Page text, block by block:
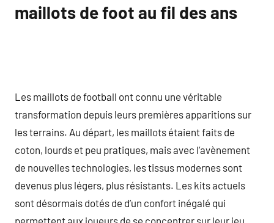
maillots de foot au fil des ans
Les maillots de football ont connu une véritable
transformation depuis leurs premières apparitions sur
les terrains. Au départ, les maillots étaient faits de
coton, lourds et peu pratiques, mais avec l’avènement
de nouvelles technologies, les tissus modernes sont
devenus plus légers, plus résistants. Les kits actuels
sont désormais dotés de d’un confort inégalé qui
permettent aux joueurs de se concentrer sur leur jeu